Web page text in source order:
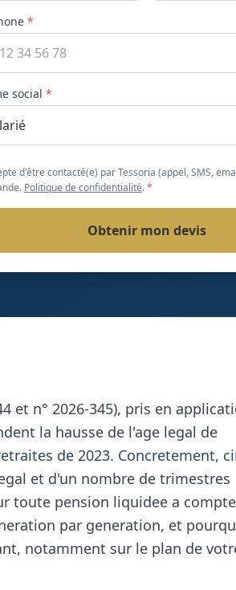
*
social *
d'être contacté(e) par Tessoria (appel, SMS,
Politique de confidentialité.*
Obtenir mon devis
et n° 2026-345), pris en
la hausse de l'age legal de
de 2023. Concretement,
et d'un nombre de trimestres
toute pension liquidee a
par generation, et
notamment sur le plan de